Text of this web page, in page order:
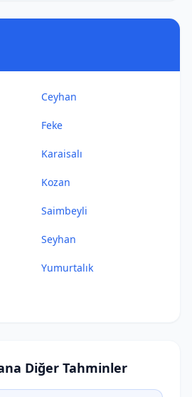
Ceyhan
Feke
Karaisalı
Kozan
Saimbeyli
Seyhan
Yumurtalık
Diğer Tahminler